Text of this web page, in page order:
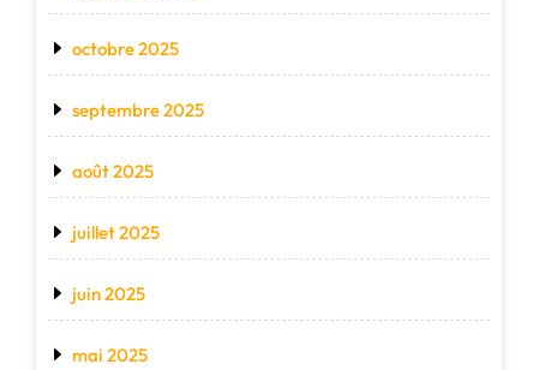
octobre 2025
septembre 2025
août 2025
juillet 2025
juin 2025
mai 2025